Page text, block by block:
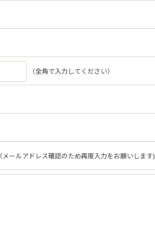
（全角で入力してください）
（メールアドレス確認のため再度入力をお願いします)